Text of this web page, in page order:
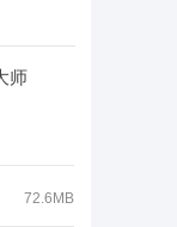
师
72.6MB